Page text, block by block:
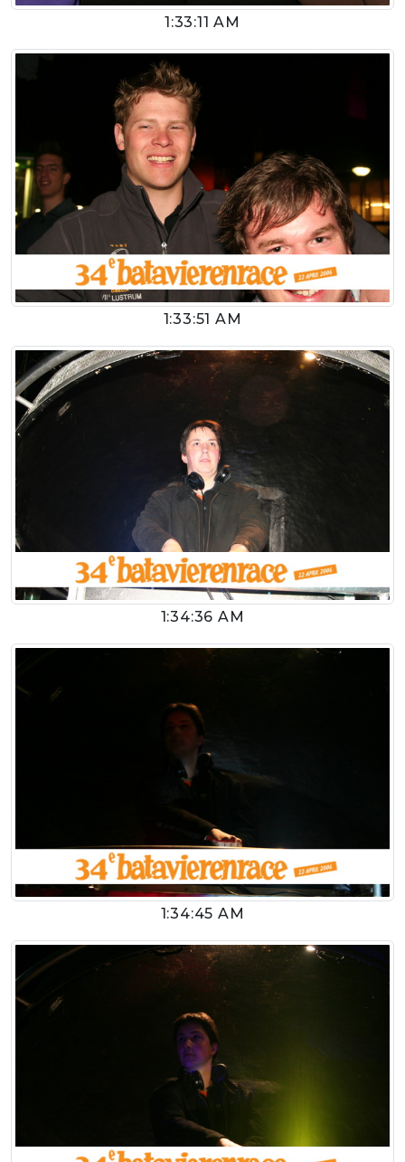
1:33:11 AM
1:33:51 AM
1:34:36 AM
1:34:45 AM